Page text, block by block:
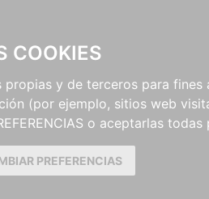
COOKIES
propias y de terceros para
(por ejemplo, sitios web
o aceptarlas
PREFERENCIAS